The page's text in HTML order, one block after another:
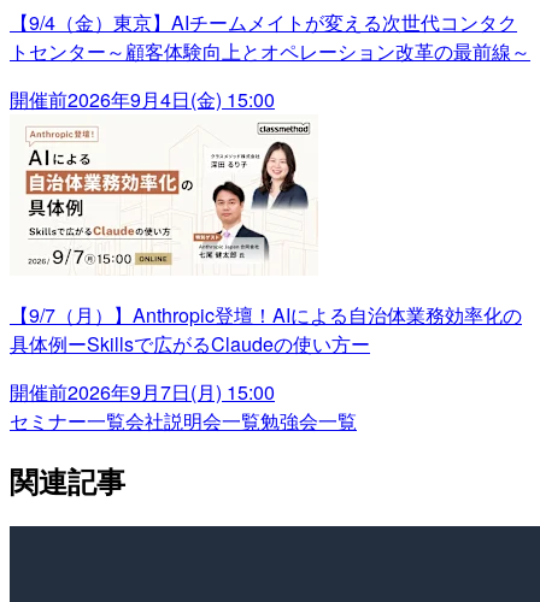
【9/4（金）東京】AIチームメイトが変える次世代コンタク
トセンター～顧客体験向上とオペレーション改革の最前線～
開催前2026年9月4日(金) 15:00
【9/7（月）】Anthropic登壇！AIによる自治体業務効率化の
具体例ーSkillsで広がるClaudeの使い方ー
開催前2026年9月7日(月) 15:00
セミナー一覧会社説明会一覧勉強会一覧
関連記事